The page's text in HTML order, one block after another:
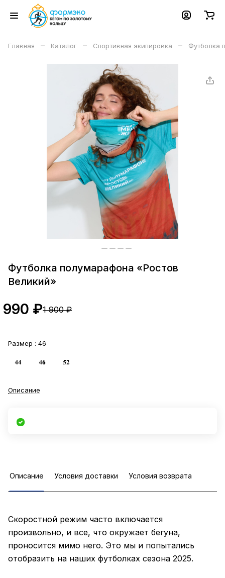
Главная – Каталог – Спортивная экипировка – Футболка
Футболка полумарафона «Ростов
Великий»
990 ₽1 900 ₽
Размер : 46
Описание
Описание Условия доставки Условия возврата
Скоростной режим часто включается
произвольно, и все, что окружает бегуна,
проносится мимо него. Это мы и попытались
отобразить на наших футболках сезона 2025.